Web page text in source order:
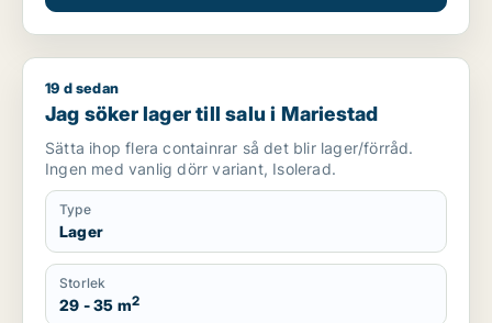
Jag söker lager till salu i Mariestad
19 d sedan
Jag söker lager till salu i Mariestad
Sätta ihop flera containrar så det blir lager/förråd.
Ingen med vanlig dörr variant, Isolerad.
Type
Lager
Storlek
29 - 35 m2